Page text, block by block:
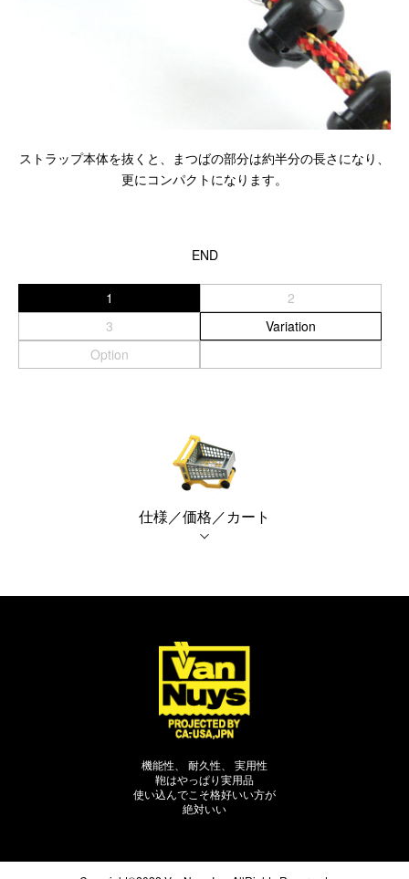
ストラップ本体を抜くと、まつばの部分は約半分の長さになり、
更にコンパクトになります。
END
1
2
3
Variation
Option
仕様／価格／カート
機能性、 耐久性、 実用性
鞄はやっぱり実用品
使い込んでこそ格好いい方が
絶対いい